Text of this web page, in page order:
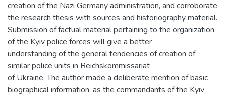
creation of the Nazi Germany administration, and corroborate
the research thesis with sources and historiography material.
Submission of factual material pertaining to the organization
of the Kyiv police forces will give a better
understanding of the general tendencies of creation of
similar police units in Reichskommissariat
of Ukraine. The author made a deliberate mention of basic
biographical information, as the commandants of the Kyiv